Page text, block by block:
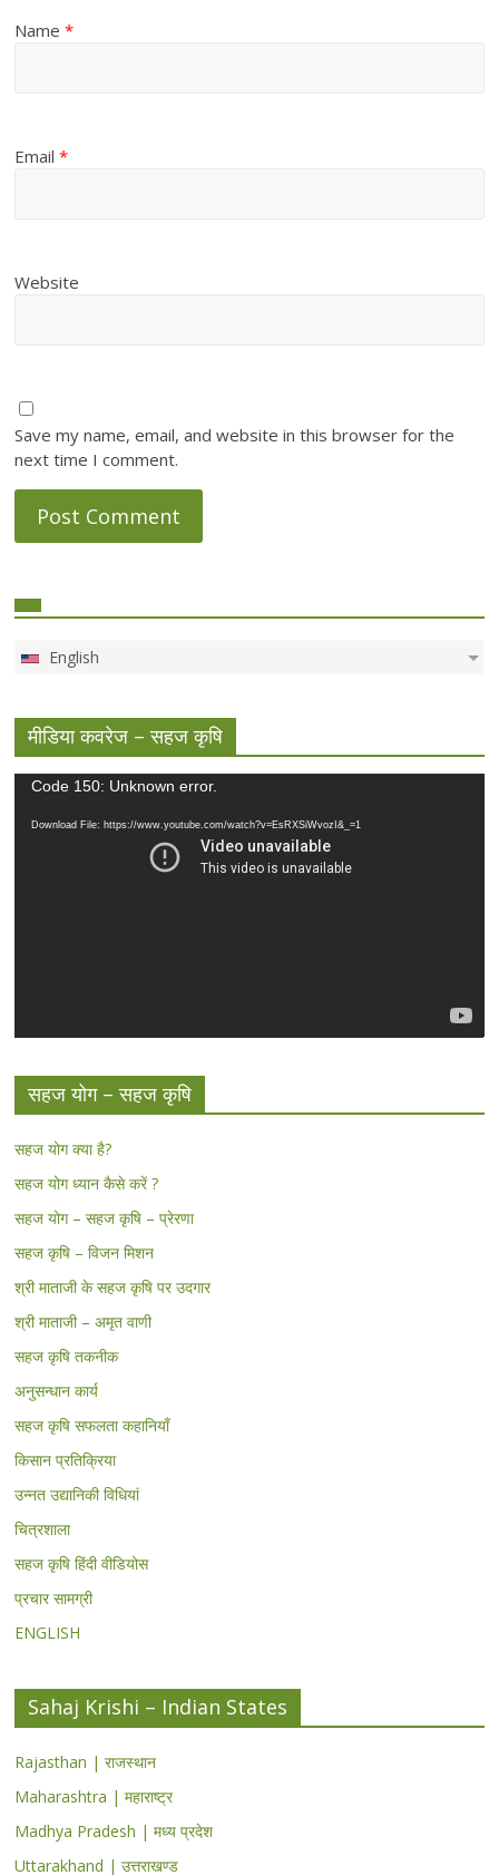
Name*
Email*
Website
Save my name, email, and website in this browser for the
next time I comment.
English
मीडिया कवरेज – सहज कृषि
Video
Code 150: Unknown error.
Download File: https://www.youtube.com/watch?v=EsRXSiWvozI&_=1
सहज योग – सहज कृषि
सहज योग क्या है?
सहज योग ध्यान कैसे करें ?
सहज योग – सहज कृषि – प्रेरणा
सहज कृषि – विजन मिशन
श्री माताजी के सहज कृषि पर उदगार
श्री माताजी – अमृत वाणी
सहज कृषि तकनीक
अनुसन्धान कार्य
सहज कृषि सफलता कहानियाँ
किसान प्रतिक्रिया
उन्नत उद्यानिकी विधियां
चित्रशाला
सहज कृषि हिंदी वीडियोस
प्रचार सामग्री
ENGLISH
Sahaj Krishi – Indian States
Rajasthan | राजस्थान
Maharashtra | महाराष्ट्र
Madhya Pradesh | मध्य प्रदेश
Uttarakhand | उत्तराखण्ड